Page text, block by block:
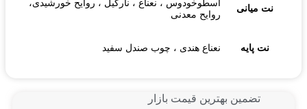
نت میانی
اسطوخودوس ، نعناع ، نارگیل ، روایح خورشیدی،
روایح معدنی
نت پایه نعناع هندی ، چوب صندل سفید
تضمین بهترین قیمت بازار